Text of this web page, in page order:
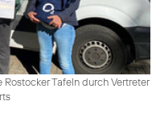
Tafeln durch Vertreter